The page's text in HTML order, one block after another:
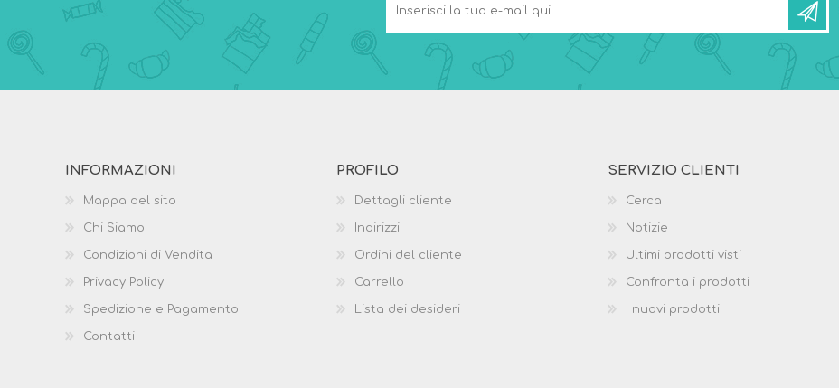
INFORMAZIONI
Mappa del sito
Chi Siamo
Condizioni di Vendita
Privacy Policy
Spedizione e Pagamento
Contatti
PROFILO
Dettagli cliente
Indirizzi
Ordini del cliente
Carrello
Lista dei desideri
SERVIZIO CLIENTI
Cerca
Notizie
Ultimi prodotti visti
Confronta i prodotti
I nuovi prodotti